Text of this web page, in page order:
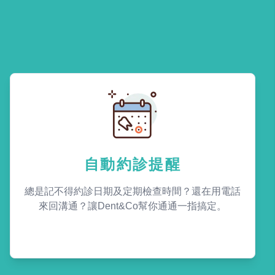
自動約診提醒
總是記不得約診日期及定期檢查時間？還在用電話
來回溝通？讓Dent&Co幫你通通一指搞定。